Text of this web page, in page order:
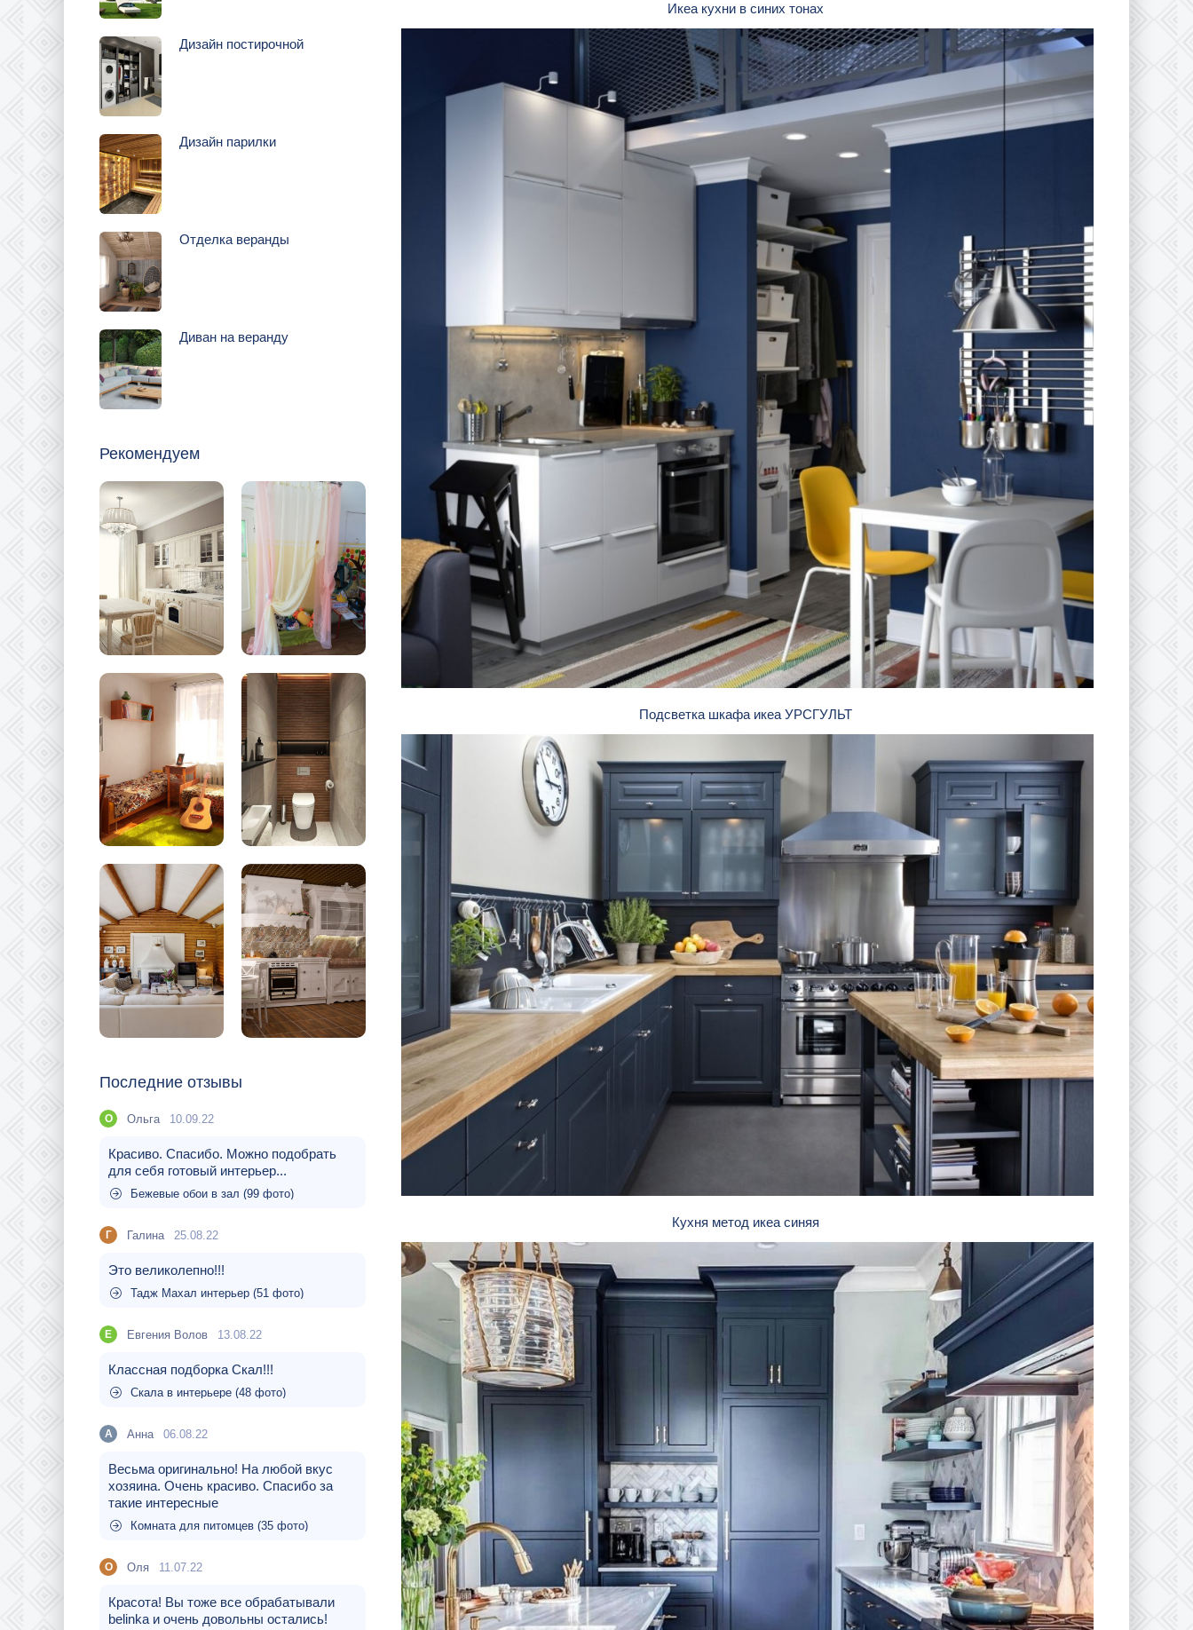
Дизайн постирочной
Дизайн парилки
Отделка веранды
Диван на веранду
Рекомендуем
Последние отзывы
О Ольга 10.09.22
Красиво. Спасибо. Можно подобрать
для себя готовый интерьер...
Бежевые обои в зал (99 фото)
Г Галина 25.08.22
Это великолепно!!!
Тадж Махал интерьер (51 фото)
Е Евгения Волов 13.08.22
Классная подборка Скал!!!
Скала в интерьере (48 фото)
A Aнна 06.08.22
Весьма оригинально! На любой вкус
хозяина. Очень красиво. Спасибо за
такие интересные
Комната для питомцев (35 фото)
О Оля 11.07.22
Красота! Вы тоже все обрабатывали
belinka и очень довольны остались!
Икеа кухни в синих тонах
Подсветка шкафа икеа УРСГУЛЬТ
Кухня метод икеа синяя